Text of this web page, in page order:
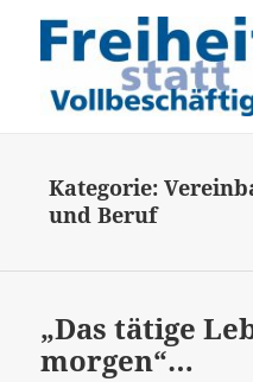
Kategorie:
und Beruf
„Das tätige
morgen“…